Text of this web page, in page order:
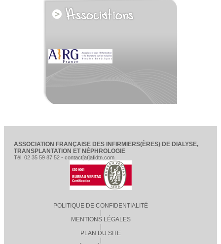
voir tous les partenaires
ASSOCIATION FRANÇAISE DES INFIRMIERS(ÈRES) DE DIALYSE,
TRANSPLANTATION ET NÉPHROLOGIE
Tél. 02 35 59 87 52 - contact[at]afidtn.com
POLITIQUE DE CONFIDENTIALITÉ
MENTIONS LÉGALES
PLAN DU SITE